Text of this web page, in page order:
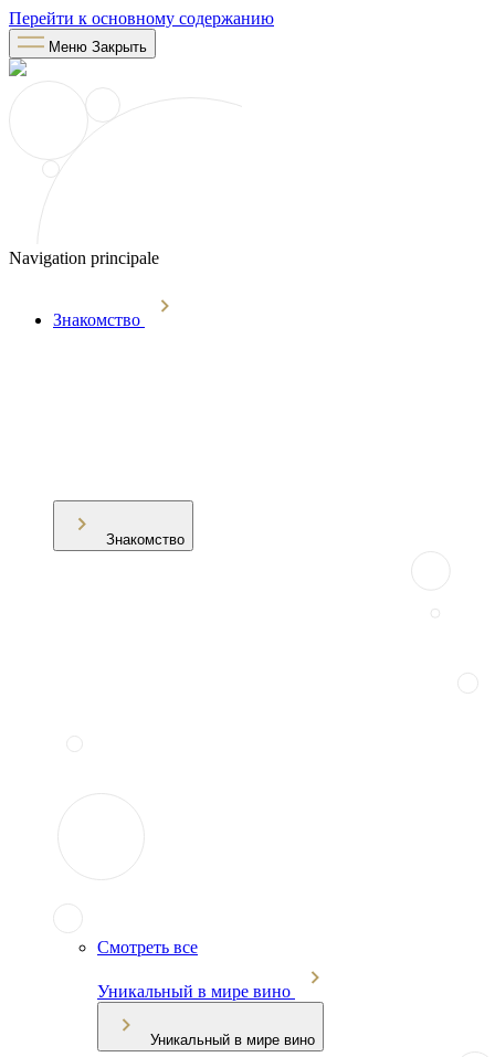
Перейти к основному содержанию
Меню Закрыть
Navigation principale
Знакомство
Знакомство
Смотреть все
Уникальный в мире вино
Уникальный в мире вино